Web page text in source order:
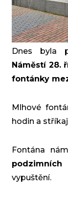
Dnes byla
Náměstí 28.
fontánky
Mlhové
hodin a
Fontána
podzimních
vypuštění.